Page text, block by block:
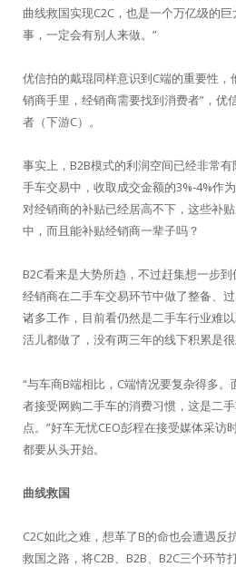
曲线救国实现C2C，也是一个万亿级的
事，一定会有别人来做。”
优信拍的戴琨同样意识到C端的重要性，
销商手里，经销商需要找到消费者”，优
者（下游C）。
事实上，B2B模式的利润空间已经非常
手车交易中，收取成交金额的3%-4%作
对经销商的补贴已经居高不下，这些补
中，而且能补贴经销商一辈子吗？
B2C看来是大势所趋，不过赶集想一步
经销商在二手车交易环节中做了整备、
诸多工作，目前看仍然是二手车行业难
活儿都做了，没有两三年的线下积累是很
“与车商B端相比，C端情况要复杂得多
者接受网购二手车的消费习惯，这是二
点。”好车无忧CEO彭程在接受媒体采访
都要从头开始。
曲线救国
C2C如此之难，想革了B的命也会遭遇反
救国之路，将C2B、B2B、B2C三个环节